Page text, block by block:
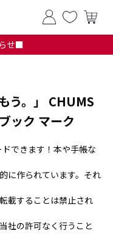
せ■
う。」 CHUMS
ック マーク
できます！本や手帳な
に作られています。それ
載することは禁止され
社の許可なく行うこと